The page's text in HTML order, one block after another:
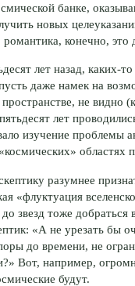
банке,
новых
конечно, это
лет назад,
даже намек на
не
лет
изучение проблемы
областях
разумнее
«флуктуация
звезд тоже
«А не урезать бы
до времени, не
Вот, например,
будут.